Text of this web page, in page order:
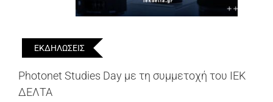
ΕΚΔΗΛΩΣΕΙΣ
Photonet Studies Day με τη συμμετοχή του ΙΕΚ
ΔΕΛΤΑ